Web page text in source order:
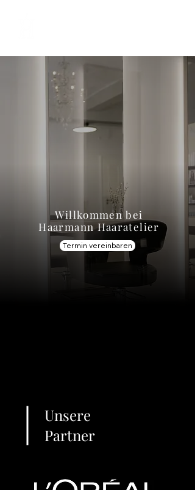
Willkommen bei
Haarmann Haaratelier
Termin vereinbaren
Unsere
Partner